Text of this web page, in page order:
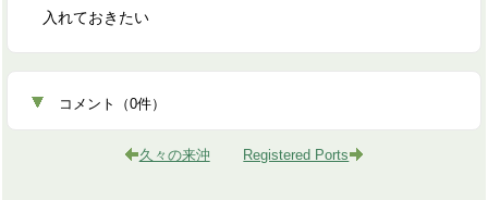
入れておきたい
コメント （0件）
久々の来沖 Registered Ports